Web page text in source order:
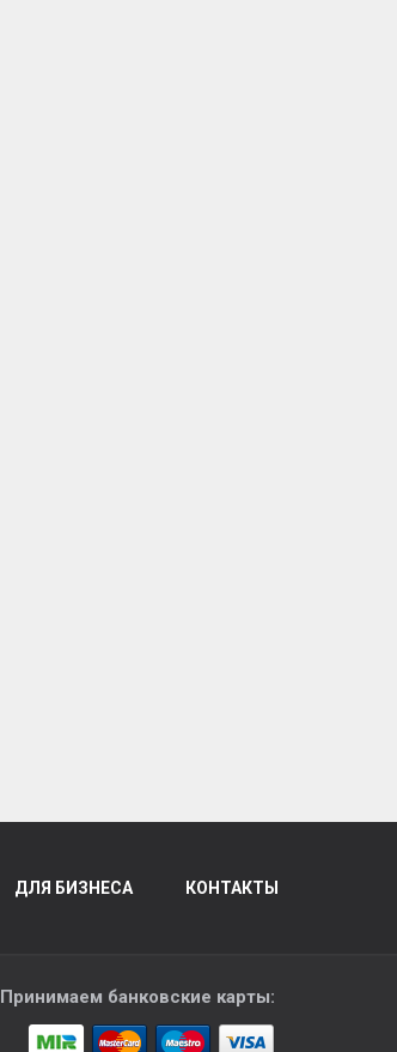
ДЛЯ БИЗНЕСА КОНТАКТЫ
Принимаем банковские карты: